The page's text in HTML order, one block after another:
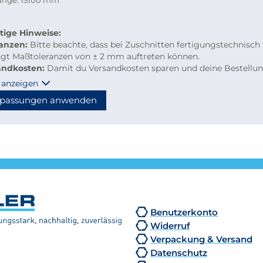
Hinweise:
Bitte beachte, dass bei Zuschnitten fertigungstechnisch
Maßtoleranzen von ± 2 mm auftreten können.
Damit du Versandkosten sparen und deine
per Paketdienst geliefert werden kann, beachte bitte
für Kleinmengen-Zuschnitte
maximal 2.000 mm Länge
2 × Breite + 1 × längste Seite (max. 2.000 mm)
anwenden
Benutzerkonto
Widerruf
Verpackung & Versand
Datenschutz